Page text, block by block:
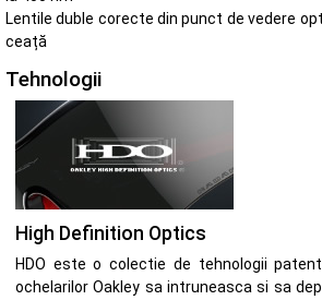
Lentile duble corecte din punct de vedere
ceață
Tehnologii
High Definition Optics
HDO este o colectie de tehnologii
ochelarilor Oakley sa intruneasca si sa